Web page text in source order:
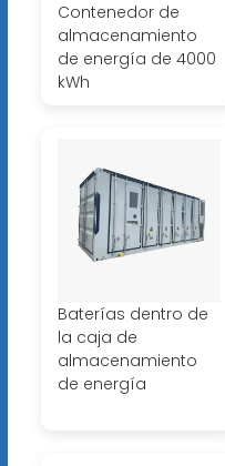
Contenedor de
almacenamiento
de energía de 4000
kWh
Baterías dentro de
la caja de
almacenamiento
de energía